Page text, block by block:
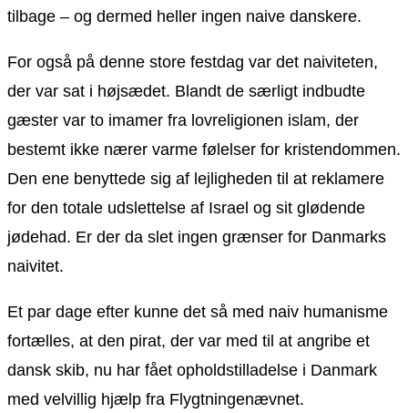
tilbage – og dermed heller ingen naive danskere.
For også på denne store festdag var det naiviteten,
der var sat i højsædet. Blandt de særligt indbudte
gæster var to imamer fra lovreligionen islam, der
bestemt ikke nærer varme følelser for kristendommen.
Den ene benyttede sig af lejligheden til at reklamere
for den totale udslettelse af Israel og sit glødende
jødehad. Er der da slet ingen grænser for Danmarks
naivitet.
Et par dage efter kunne det så med naiv humanisme
fortælles, at den pirat, der var med til at angribe et
dansk skib, nu har fået opholdstilladelse i Danmark
med velvillig hjælp fra Flygtningenævnet.